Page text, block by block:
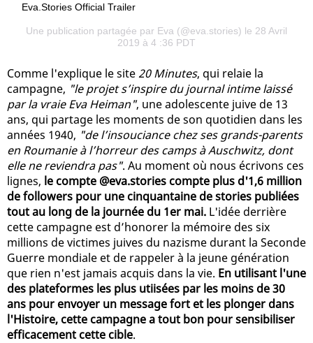
Eva.Stories Official Trailer
Une publication partagée par Eva (@eva.stories) le 28 Avril
2019 à 4 :36 PDT
Comme l'explique le site20 Minutes, qui relaie la
campagne, "le projet s’inspire du journal intime laissé
par la vraie Eva Heiman", une adolescente juive de 13
ans, qui partage les moments de son quotidien dans les
années 1940, "de l’insouciance chez ses grands-parents
en Roumanie à l’horreur des camps à Auschwitz, dont
elle ne reviendra pas". Au moment où nous écrivons ces
lignes, le compte @eva.stories compte plus d'1,6 million
de followers pour une cinquantaine de stories publiées
tout au long de la journée du 1er mai. L'idée derrière
cette campagne est d’honorer la mémoire des six
millions de victimes juives du nazisme durant la Seconde
Guerre mondiale et de rappeler à la jeune génération
que rien n'est jamais acquis dans la vie. En utilisant l'une
des plateformes les plus utiisées par les moins de 30
ans pour envoyer un message fort et les plonger dans
l'Histoire, cette campagne a tout bon pour sensibiliser
efficacement cette cible.